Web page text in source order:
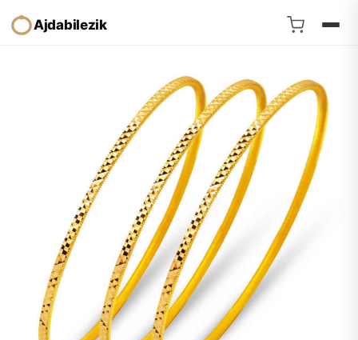
Ajdabilezik